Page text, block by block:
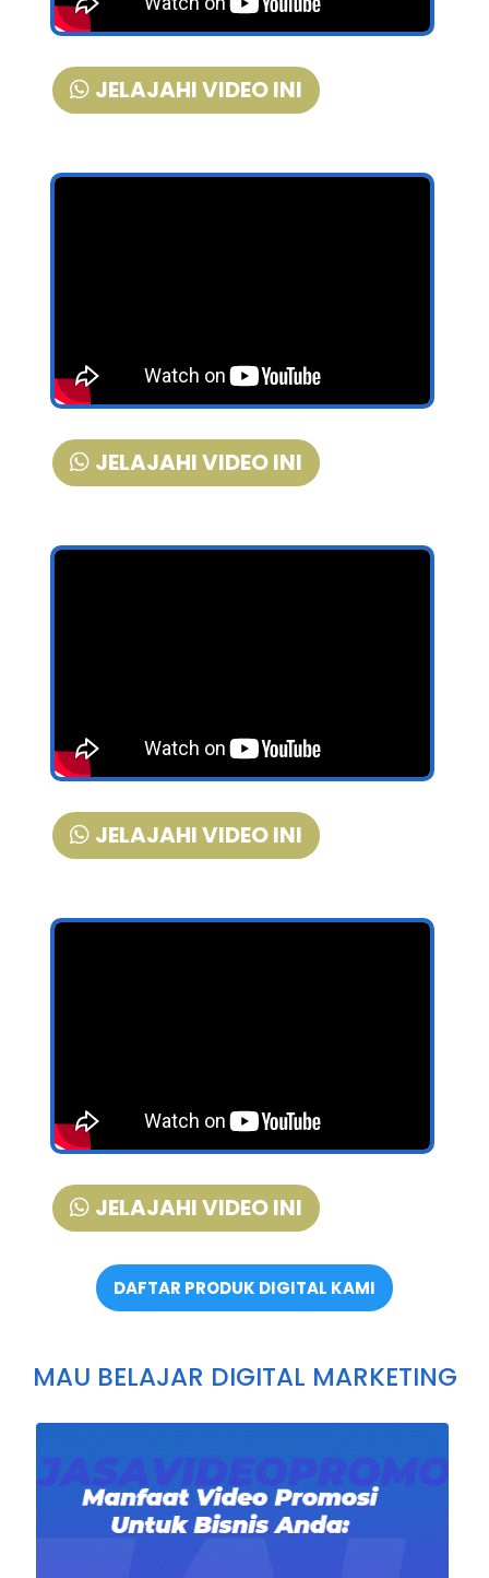
JELAJAHI VIDEO INI
JELAJAHI VIDEO INI
JELAJAHI VIDEO INI
JELAJAHI VIDEO INI
DAFTAR PRODUK DIGITAL KAMI
MAU BELAJAR DIGITAL MARKETING